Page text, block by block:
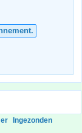
Ingezonden